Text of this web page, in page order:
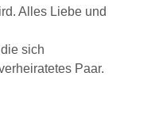
Alles Liebe und
sich
Paar.